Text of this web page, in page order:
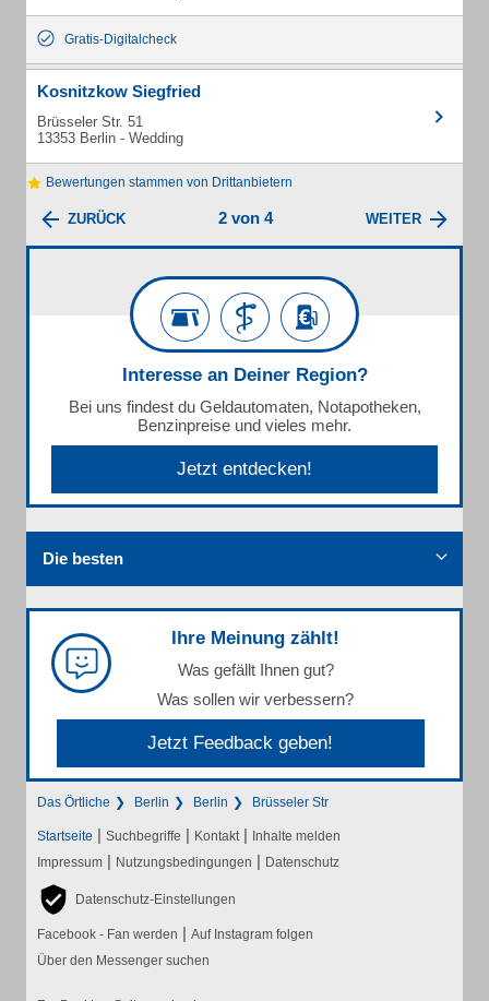
Gratis-Digitalcheck
Kosnitzkow Siegfried
Brüsseler Str. 51
13353 Berlin - Wedding
Bewertungen stammen von Drittanbietern
ZURÜCK 2 von 4 WEITER
Interesse an Deiner Region?
Bei uns findest du Geldautomaten, Notapotheken,
Benzinpreise und vieles mehr.
Jetzt entdecken!
Die besten
Ihre Meinung zählt!
Was gefällt Ihnen gut?
Was sollen wir verbessern?
Jetzt Feedback geben!
Das Örtliche Berlin Berlin Brüsseler Str
Startseite | Suchbegriffe | Kontakt | Inhalte melden
Impressum | Nutzungsbedingungen | Datenschutz
Datenschutz-Einstellungen
Facebook - Fan werden | Auf Instagram folgen
Über den Messenger suchen